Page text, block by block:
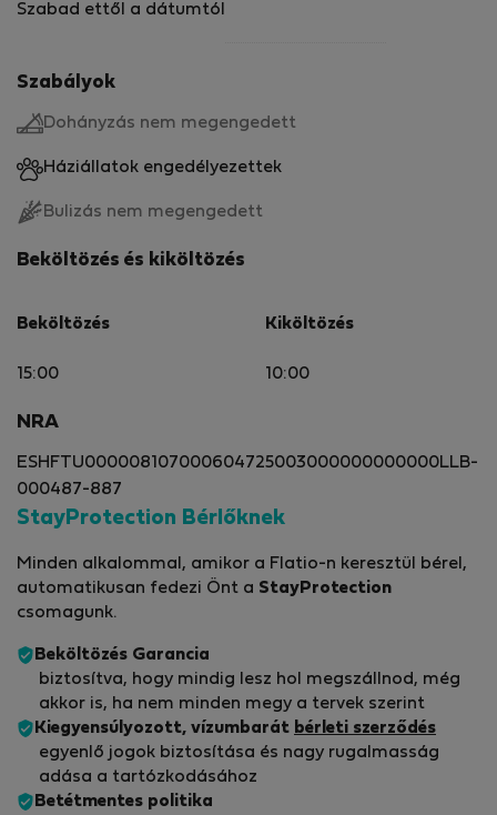
Szabad ettől a dátumtól
Szabályok
Dohányzás nem megengedett
Háziállatok engedélyezettek
Bulizás nem megengedett
Beköltözés és kiköltözés
Beköltözés
15:00
Kiköltözés
10:00
NRA
ESHFTU000008107000604725003000000000000LLB-
000487-887
StayProtection Bérlőknek
Minden alkalommal, amikor a Flatio-n keresztül bérel,
automatikusan fedezi Önt a StayProtection
csomagunk.
Beköltözés Garancia
biztosítva, hogy mindig lesz hol megszállnod, még
akkor is, ha nem minden megy a tervek szerint
Kiegyensúlyozott, vízumbarát bérleti szerződés
egyenlő jogok biztosítása és nagy rugalmasság
adása a tartózkodásához
Betétmentes politika